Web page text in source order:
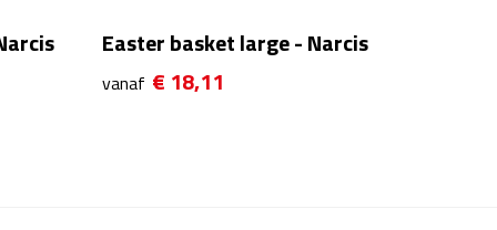
Easter basket large - Narcis
vanaf € 18,11